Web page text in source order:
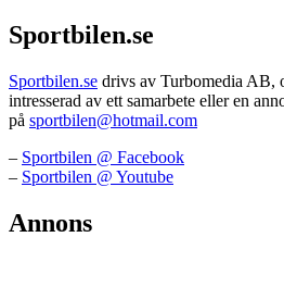
Sportbilen.se
Sportbilen.se drivs av Turbomedia AB,
intresserad av ett samarbete eller en
på sportbilen@hotmail.com
– Sportbilen @ Facebook
– Sportbilen @ Youtube
Annons